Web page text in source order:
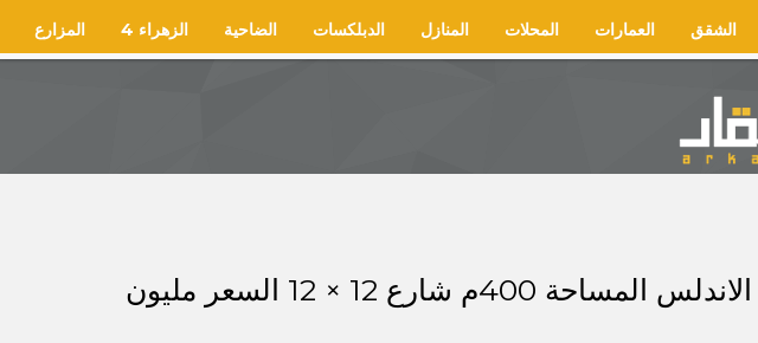
المزارع الزهراء 4 الضاحية الدبلكسات المنازل المحلات العمارات الشقق
400م شارع 12 × 12 السعر مليون